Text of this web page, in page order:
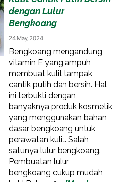
dengan Lulur
Bengkoang
24 May, 2024
Bengkoang mengandung
vitamin E yang ampuh
membuat kulit tampak
cantik putih dan bersih. Hal
ini terbukti dengan
banyaknya produk kosmetik
yang menggunakan bahan
dasar bengkoang untuk
perawatan kulit. Salah
satunya lulur bengkoang.
Pembuatan lulur
bengkoang cukup mudah